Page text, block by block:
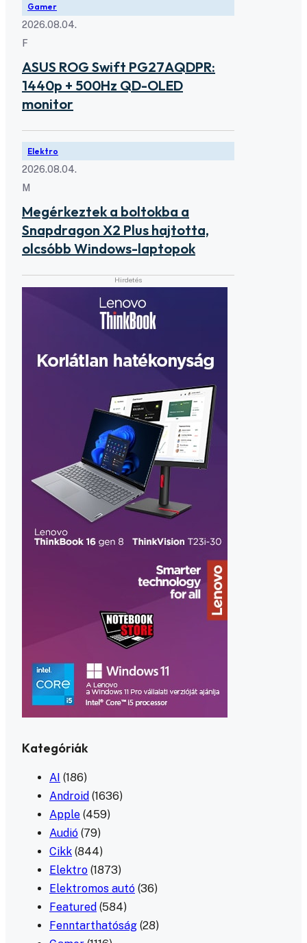
Gamer
2026.08.04.
F
ASUS ROG Swift PG27AQDPR:
1440p + 500Hz QD-OLED
monitor
Elektro
2026.08.04.
M
Megérkeztek a boltokba a
Snapdragon X2 Plus hajtotta,
olcsóbb Windows-laptopok
Kategóriák
AI (186)
Android (1636)
Apple (459)
Audió (79)
Cikk (844)
Elektro (1873)
Elektromos autó (36)
Featured (584)
Fenntarthatóság (28)